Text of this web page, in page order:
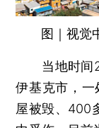
图｜视觉
当地时间
伊基克市，一
屋被毁、400